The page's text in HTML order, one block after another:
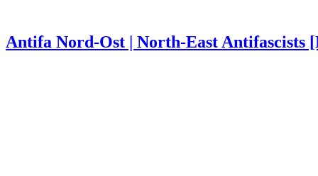
Antifa Nord-Ost | North-East Antifascists